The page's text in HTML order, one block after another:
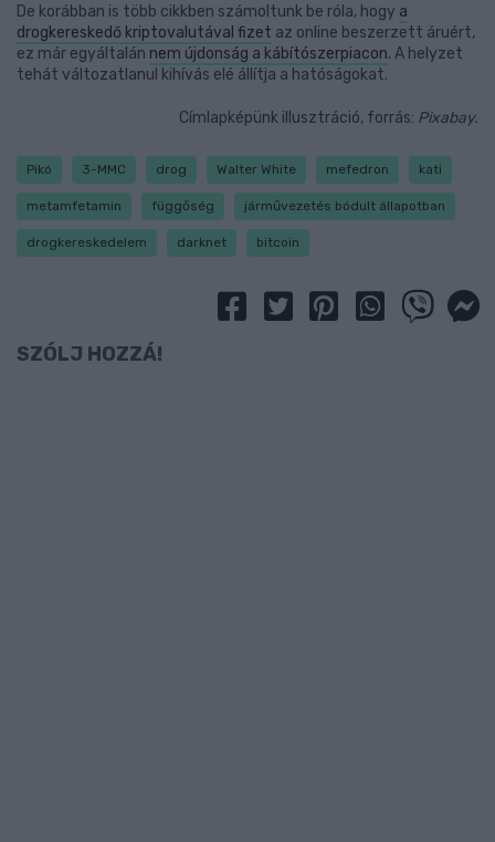
De korábban is több cikkben számoltunk be róla, hogy a
drogkereskedő kriptovalutával fizet az online beszerzett áruért,
ez már egyáltalán nem újdonság a kábítószerpiacon. A helyzet
tehát változatlanul kihívás elé állítja a hatóságokat.
Címlapképünk illusztráció, forrás: Pixabay.
Pikó 3-MMC drog Walter White mefedron kati
metamfetamin függőség járművezetés bódult állapotban
drogkereskedelem darknet bitcoin
SZÓLJ HOZZÁ!